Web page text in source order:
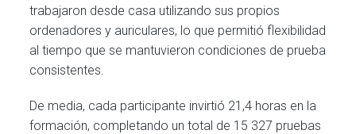
trabajaron desde casa utilizando sus propios
ordenadores y auriculares, lo que permitió flexibilidad
al tiempo que se mantuvieron condiciones de prueba
consistentes.
De media, cada participante invirtió 21,4 horas en la
formación, completando un total de 15 327 pruebas